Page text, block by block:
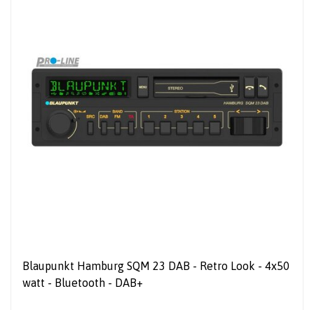
Blaupunkt Hamburg SQM 23 DAB - Retro Look - 4x50
watt - Bluetooth - DAB+